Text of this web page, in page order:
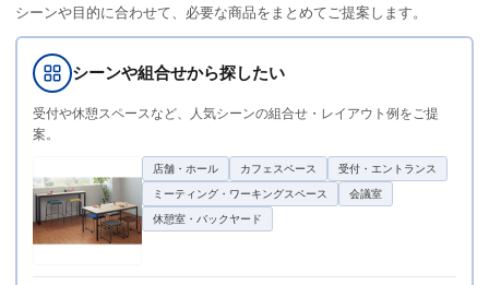
シーンや目的に合わせて、必要な商品をまとめてご提案します。
シーンや組合せから探したい
受付や休憩スペースなど、人気シーンの組合せ・レイアウト例をご提
案。
店舗・ホール カフェスペース 受付・エントランス
ミーティング・ワーキングスペース 会議室
休憩室・バックヤード